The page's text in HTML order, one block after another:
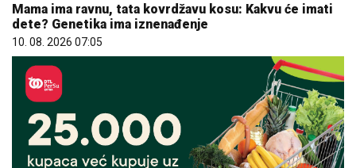
Mama ima ravnu, tata kovrdžavu kosu: Kakvu će imati
dete? Genetika ima iznenađenje
10. 08. 2026 07:05